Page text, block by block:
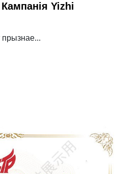
Yizhi
прызнае...